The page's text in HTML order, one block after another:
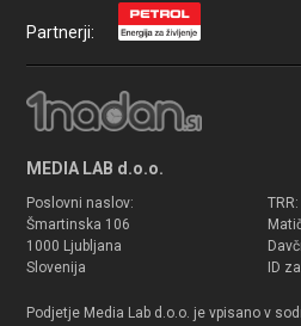
Partnerji:
MEDIA LAB d.o.o.
Poslovni naslov:
Šmartinska 106
1000 Ljubljana
Slovenija
ID
Podjetje Media Lab d.o.o. je vpisano v